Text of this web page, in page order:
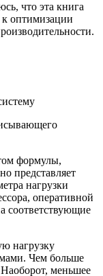
что эта книга
оптимизации
формулы,
представляет
нагрузки
оперативной
соответствующие
нагрузку
Чем больше
Наоборот, меньшее